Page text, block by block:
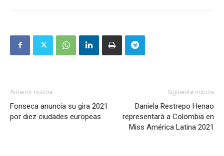
Anterior noticia
Fonseca anuncia su gira 2021
por diez ciudades europeas
Siguiente noticia
Daniela Restrepo Henao
representará a Colombia en
Miss América Latina 2021